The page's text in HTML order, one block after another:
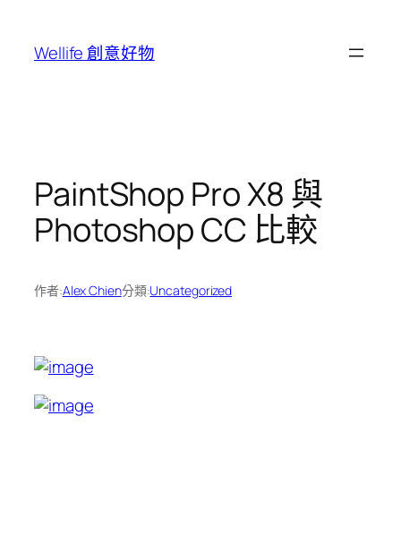
Wellife 創意好物
PaintShop Pro X8 與
Photoshop CC 比較
作者:Alex Chien分類:Uncategorized